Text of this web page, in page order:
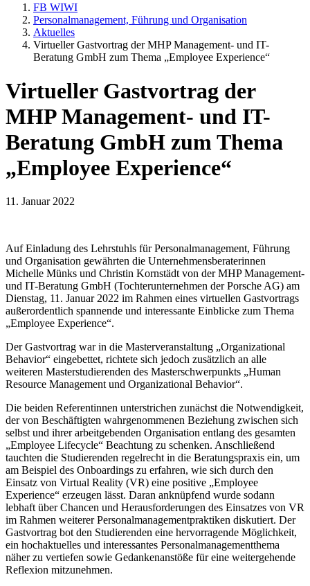
FB WIWI
Personalmanagement, Führung und Organisation
Aktuelles
Virtueller Gastvortrag der MHP Management- und IT-
Beratung GmbH zum Thema „Employee Experience“
Virtueller Gastvortrag der
MHP Management- und IT-
Beratung GmbH zum Thema
„Employee Experience“
11. Januar 2022
Auf Einladung des Lehrstuhls für Personalmanagement, Führung
und Organisation gewährten die Unternehmensberaterinnen
Michelle Münks und Christin Kornstädt von der MHP Management-
und IT-Beratung GmbH (Tochterunternehmen der Porsche AG) am
Dienstag, 11. Januar 2022 im Rahmen eines virtuellen Gastvortrags
außerordentlich spannende und interessante Einblicke zum Thema
„Employee Experience“.
Der Gastvortrag war in die Masterveranstaltung „Organizational
Behavior“ eingebettet, richtete sich jedoch zusätzlich an alle
weiteren Masterstudierenden des Masterschwerpunkts „Human
Resource Management und Organizational Behavior“.
Die beiden Referentinnen unterstrichen zunächst die Notwendigkeit,
der von Beschäftigten wahrgenommenen Beziehung zwischen sich
selbst und ihrer arbeitgebenden Organisation entlang des gesamten
„Employee Lifecycle“ Beachtung zu schenken. Anschließend
tauchten die Studierenden regelrecht in die Beratungspraxis ein, um
am Beispiel des Onboardings zu erfahren, wie sich durch den
Einsatz von Virtual Reality (VR) eine positive „Employee
Experience“ erzeugen lässt. Daran anknüpfend wurde sodann
lebhaft über Chancen und Herausforderungen des Einsatzes von VR
im Rahmen weiterer Personalmanagementpraktiken diskutiert. Der
Gastvortrag bot den Studierenden eine hervorragende Möglichkeit,
ein hochaktuelles und interessantes Personalmanagementthema
näher zu vertiefen sowie Gedankenanstöße für eine weitergehende
Reflexion mitzunehmen.